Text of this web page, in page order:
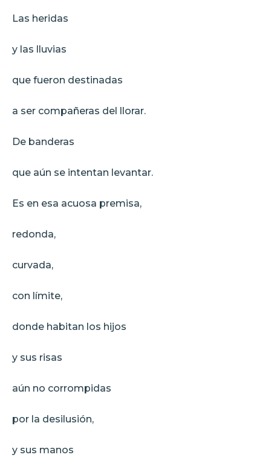
Las heridas
y las lluvias
que fueron destinadas
a ser compañeras del llorar.
De banderas
que aún se intentan levantar.
Es en esa acuosa premisa,
redonda,
curvada,
con límite,
donde habitan los hijos
y sus risas
aún no corrompidas
por la desilusión,
y sus manos